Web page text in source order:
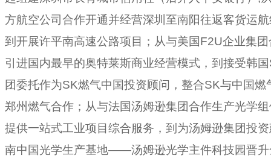
方航空公司合作开通并经营深圳至南阳往返客货运
到开展许平南高速公路项目；从与美国F2U企业集
引进国内最早的奥特莱斯商业经营模式，到接受韩
团委托作为SK燃气中国投资顾问，整合SK与中国燃
郑州燃气合作；从与法国汤姆逊集团合作生产光学
提供一站式工业项目综合服务，到为汤姆逊集团投
南中国光学生产基地——汤姆逊光学主件科技园晋升